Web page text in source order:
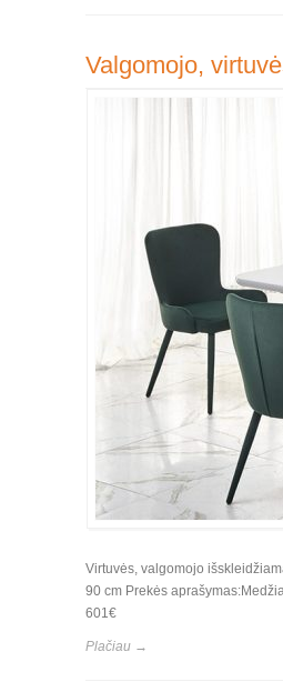
Valgomojo,
Virtuvės, valgomojo
90 cm Prekės
601€
Plačiau →